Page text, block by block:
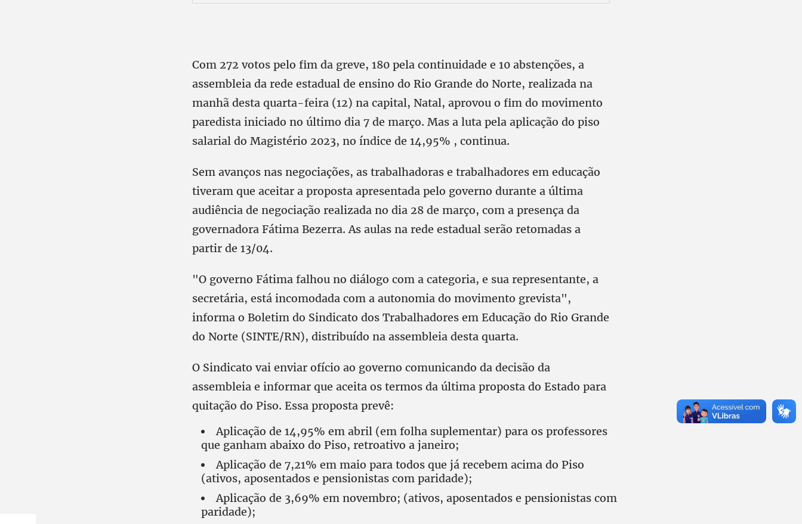
Com 272 votos pelo fim da greve, 180 pela continuidade e 10 abstenções, a
assembleia da rede estadual de ensino do Rio Grande do Norte, realizada na
manhã desta quarta-feira (12) na capital, Natal, aprovou o fim do movimento
paredista iniciado no último dia 7 de março. Mas a luta pela aplicação do piso
salarial do Magistério 2023, no índice de 14,95% , continua.
Sem avanços nas negociações, as trabalhadoras e trabalhadores em educação
tiveram que aceitar a proposta apresentada pelo governo durante a última
audiência de negociação realizada no dia 28 de março, com a presença da
governadora Fátima Bezerra. As aulas na rede estadual serão retomadas a
partir de 13/04.
"O governo Fátima falhou no diálogo com a categoria, e sua representante, a
secretária, está incomodada com a autonomia do movimento grevista",
informa o Boletim do Sindicato dos Trabalhadores em Educação do Rio Grande
do Norte (SINTE/RN), distribuído na assembleia desta quarta.
O Sindicato vai enviar ofício ao governo comunicando da decisão da
assembleia e informar que aceita os termos da última proposta do Estado para
quitação do Piso. Essa proposta prevê:
Aplicação de 14,95% em abril (em folha suplementar) para os professores
que ganham abaixo do Piso, retroativo a janeiro;
Aplicação de 7,21% em maio para todos que já recebem acima do Piso
(ativos, aposentados e pensionistas com paridade);
Aplicação de 3,69% em novembro; (ativos, aposentados e pensionistas com
paridade);